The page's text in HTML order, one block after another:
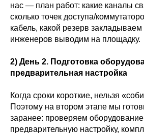
нас — план работ: какие каналы
сколько точек доступа/
кабель, какой резерв закладываем
инженеров выводим на площадку.
2) День 2. Подготовка
предварительная настройка
Когда сроки короткие, нельзя
Поэтому на втором этапе мы
заранее: проверяем
предварительную настройку,